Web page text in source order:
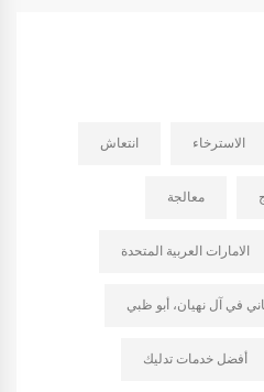
الاسترخاء انتعاش
معالجة
الامارات العربية المتحدة
في آل نهيان، أبو ظبي
أفضل خدمات تدليك